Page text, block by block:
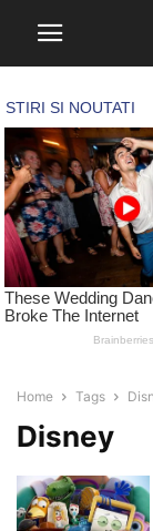
Home Tags
Disney